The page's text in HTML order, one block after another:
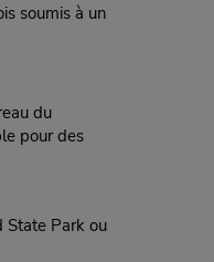
soumis à un
du
pour des
State Park ou